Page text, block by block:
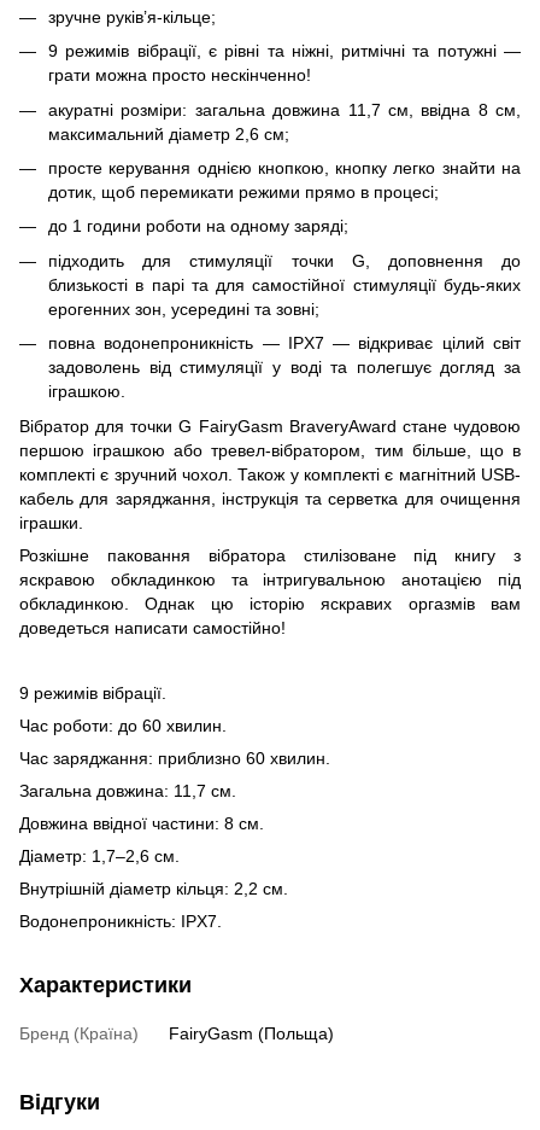
зручне руків’я-кільце;
9 режимів вібрації, є рівні та ніжні, ритмічні та потужні —
грати можна просто нескінченно!
акуратні розміри: загальна довжина 11,7 см, ввідна 8 см,
максимальний діаметр 2,6 см;
просте керування однією кнопкою, кнопку легко знайти на
дотик, щоб перемикати режими прямо в процесі;
до 1 години роботи на одному заряді;
підходить для стимуляції точки G, доповнення до
близькості в парі та для самостійної стимуляції будь-яких
ерогенних зон, усередині та зовні;
повна водонепроникність — IPX7 — відкриває цілий світ
задоволень від стимуляції у воді та полегшує догляд за
іграшкою.
Вібратор для точки G FairyGasm BraveryAward стане чудовою
першою іграшкою або тревел-вібратором, тим більше, що в
комплекті є зручний чохол. Також у комплекті є магнітний USB-
кабель для заряджання, інструкція та серветка для очищення
іграшки.
Розкішне паковання вібратора стилізоване під книгу з
яскравою обкладинкою та інтригувальною анотацією під
обкладинкою. Однак цю історію яскравих оргазмів вам
доведеться написати самостійно!
9 режимів вібрації.
Час роботи: до 60 хвилин.
Час заряджання: приблизно 60 хвилин.
Загальна довжина: 11,7 см.
Довжина ввідної частини: 8 см.
Діаметр: 1,7–2,6 см.
Внутрішній діаметр кільця: 2,2 см.
Водонепроникність: IPX7.
Характеристики
Бренд (Країна) FairyGasm (Польща)
Відгуки